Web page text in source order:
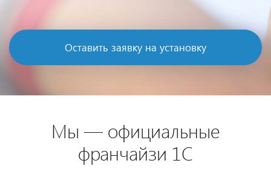
Оставить заявку на установку
Мы — официальные
франчайзи 1С